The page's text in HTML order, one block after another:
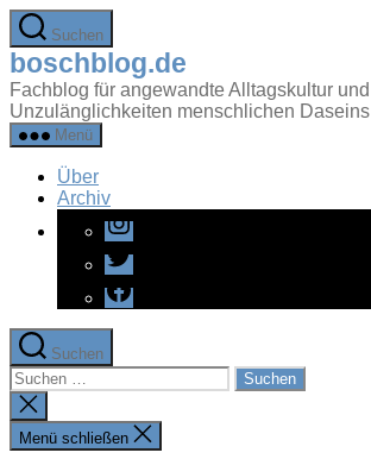
Zum
Inhalt
springen
Suchen
boschblog.de
Fachblog für angewandte Alltagskultur und
Unzulänglichkeiten menschlichen Daseins
Menü
Über
Archiv
Instagram
Twitter
Facebook
Suchen
Suchen
nach:
Suche
schließen
Menü schließen